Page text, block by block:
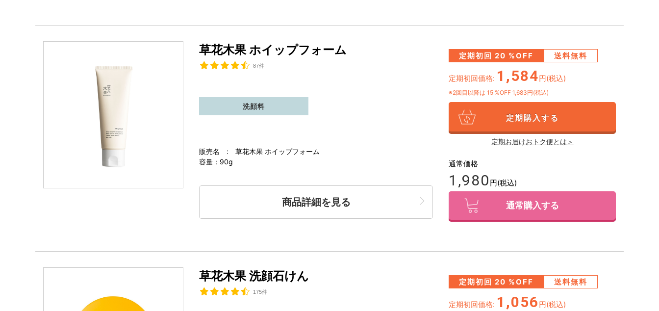
草花木果 ホイップフォーム
87件
販売名 : 草花木果 ホイップフォーム
容量：90g
洗顔料
商品詳細を見る
定期初回 20 %OFF 送料無料
定期初回価格: 1,584円(税込)
※2回目以降は 15 %OFF 1,683円(税込)
定期購入する
定期お届けおトク便とは＞
通常価格
1,980 円(税込)
通常購入する
草花木果 洗顔石けん
175件
定期初回 20 %OFF 送料無料
定期初回価格: 1,056 円(税込)